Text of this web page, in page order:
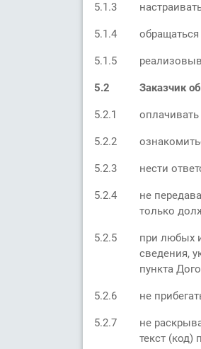
5.1.3
5.1.4
5.1.5
5.2 Заказчик
5.2.1
5.2.2
5.2.3 нести
5.2.4
не
только
5.2.5
при любых
сведения,
пункта
5.2.6 не
5.2.7
не
текст (код)